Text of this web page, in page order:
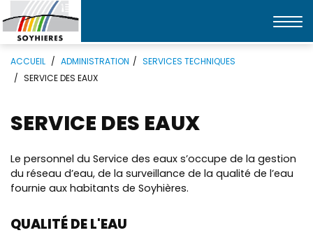
clés
Rechercher
la
ACCUEIL ADMINISTRATION
SERVICES TECHNIQUES
SERVICE DES EAUX
SERVICE DES EAUX
Le personnel du Service des eaux s’occupe de la gestion
du réseau d’eau, de la surveillance de la qualité de l’eau
fournie aux habitants de Soyhières.
QUALITÉ DE L'EAU